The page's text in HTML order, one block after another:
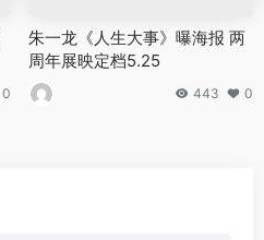
0
朱一龙《人生大事》曝海报 两
周年展映定档5.25
443 0